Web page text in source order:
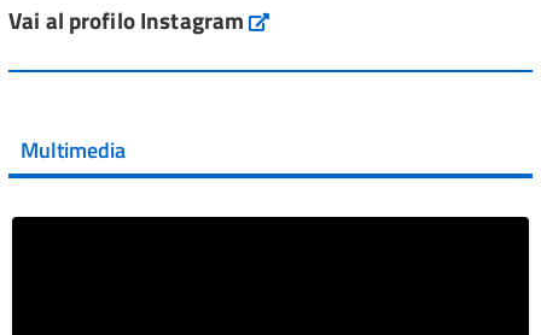
Vai al post →
Vai al post →
Vai al profilo Instagram Instagram
Multimedia